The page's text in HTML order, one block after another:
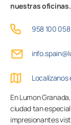
Accesorios
Contacto
PIDE
nuestras oficinas.
958 100 058
Localízanos
En Lumon
ciudad tan
impresionantes